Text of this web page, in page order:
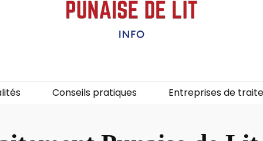
Conseils pratiques Entreprises de